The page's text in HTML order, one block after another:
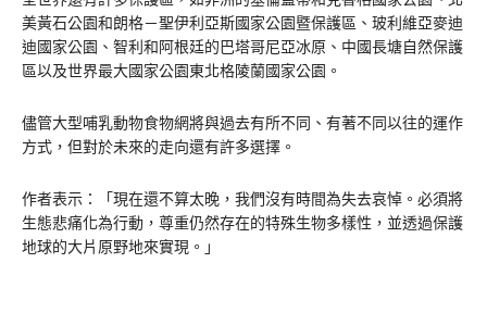
美黃石公園和朗格－聖伊利亞斯國家公園暨保護區、玻利維亞麥迪
迪國家公園、智利和阿根廷的巴塔哥尼亞冰原、中國長塘自然保護
區以及世界最大國家公園東北格陵蘭國家公園。
儘管大型哺乳動物食物網將與過去有所不同、有著不同以往的運作
方式，但對於未來的走向還有許多選擇。
作者表示：「現在還不算太晚，我們沒有時間為失去哀悼。必須將
生態悲痛化為行動，尊重仍然存在的特殊生物多樣性，並透過保護
地球的大片原野地來實現。」